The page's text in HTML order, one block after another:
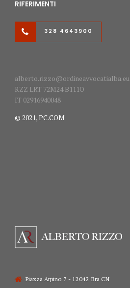
RIFERIMENTI
328 4643900
alberto.rizzo@ordineavvocatialba.eu
RZZ LRT 72M24 B111O
IT 02916940048
© 2021,PC.COM
Piazza Arpino 7 - 12042 Bra CN